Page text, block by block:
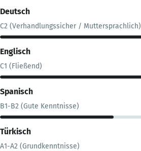
Deutsch
C2 (Verhandlungssicher / Muttersprachlich)
Englisch
C1 (Fließend)
Spanisch
B1-B2 (Gute Kenntnisse)
Türkisch
A1-A2 (Grundkenntnisse)